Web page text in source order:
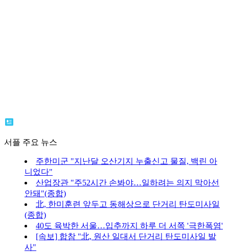
서플 주요 뉴스
주한미군 "지난달 오산기지 누출신고 물질, 백린 아
니었다"
산업장관 "주52시간 손봐야…일하려는 의지 막아선
안돼"(종합)
北, 한미훈련 앞두고 동해상으로 단거리 탄도미사일
(종합)
40도 육박한 서울…입추까지 하루 더 서쪽 '극한폭염'
[속보] 합참 "北, 원산 일대서 단거리 탄도미사일 발
사"